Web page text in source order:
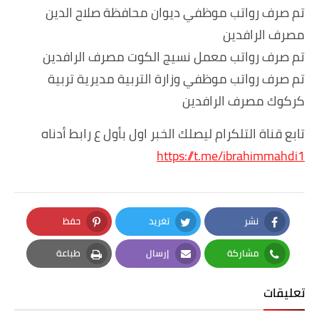
تم صرف رواتب موظفي ديوان محافظة صلاح الدين
مصرف الرافدين
تم صرف رواتب معمل نسيج الكوت مصرف الرافدين
تم صرف رواتب موظفي وزارة التربية مديرية تربية
كركوك مصرف الرافدين
تابع قناة التلكرام ليصلك الخبر اول بأول ع رابط أدناه
https://t.me/ibrahimmahdi1
نشر
Facebook
تغريد
Twitter
حفظ
Pinterest
مشاركة
Whatsapp
إرسال
Email
طباعة
Print
تعليقات